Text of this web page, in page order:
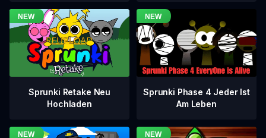
Sprunki Retake Neu
Hochladen
Sprunki Phase 4 Jeder Ist
Am Leben